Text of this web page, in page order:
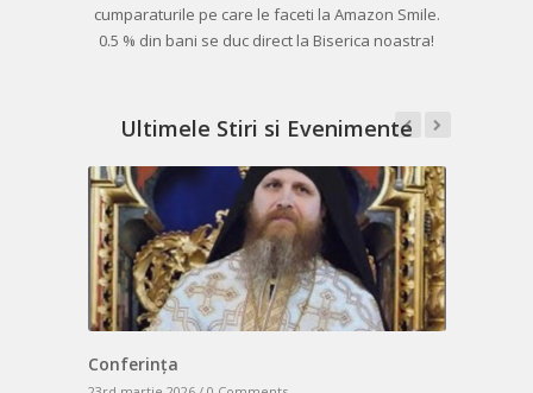
cumparaturile pe care le faceti la Amazon Smile.
0.5 % din bani se duc direct la Biserica noastra!
Ultimele Stiri si Evenimente
Conferința
Sfântul Masul